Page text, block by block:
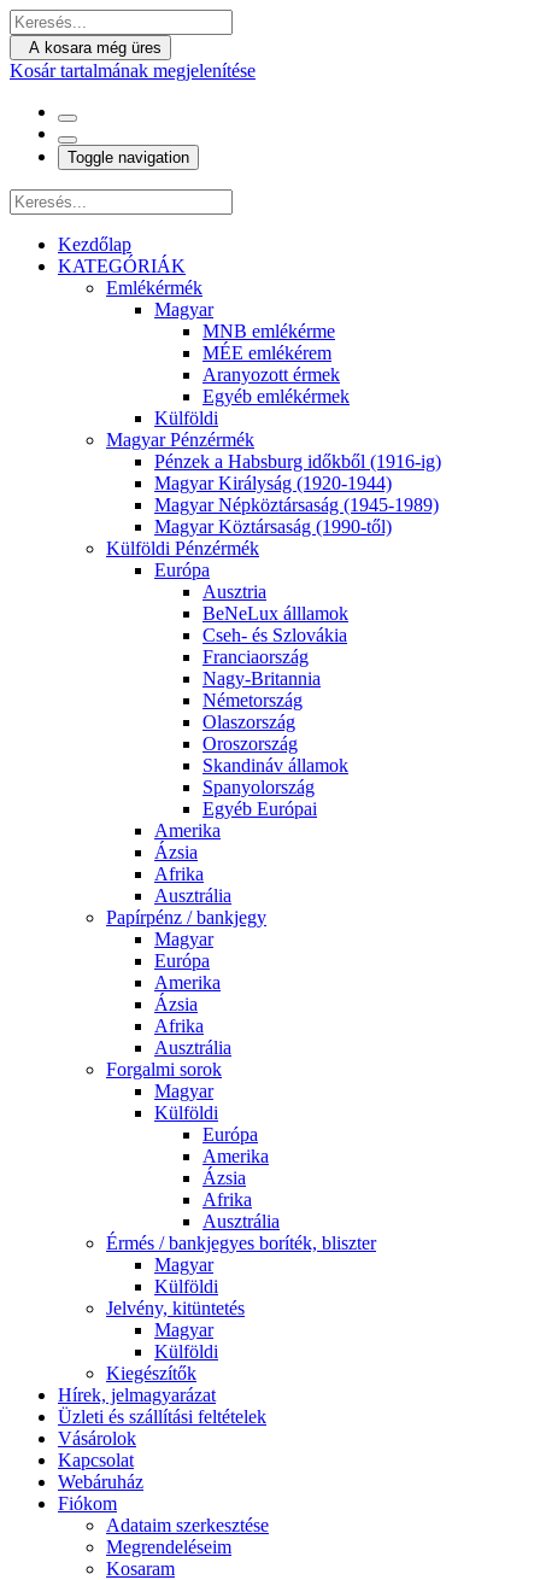
A kosara még üres
Kosár tartalmának megjelenítése
Toggle navigation
Kezdőlap
KATEGÓRIÁK
Emlékérmék
Magyar
MNB emlékérme
MÉE emlékérem
Aranyozott érmek
Egyéb emlékérmek
Külföldi
Magyar Pénzérmék
Pénzek a Habsburg időkből (1916-ig)
Magyar Királyság (1920-1944)
Magyar Népköztársaság (1945-1989)
Magyar Köztársaság (1990-től)
Külföldi Pénzérmék
Európa
Ausztria
BeNeLux álllamok
Cseh- és Szlovákia
Franciaország
Nagy-Britannia
Németország
Olaszország
Oroszország
Skandináv államok
Spanyolország
Egyéb Európai
Amerika
Ázsia
Afrika
Ausztrália
Papírpénz / bankjegy
Magyar
Európa
Amerika
Ázsia
Afrika
Ausztrália
Forgalmi sorok
Magyar
Külföldi
Európa
Amerika
Ázsia
Afrika
Ausztrália
Érmés / bankjegyes boríték, bliszter
Magyar
Külföldi
Jelvény, kitüntetés
Magyar
Külföldi
Kiegészítők
Hírek, jelmagyarázat
Üzleti és szállítási feltételek
Vásárolok
Kapcsolat
Webáruház
Fiókom
Adataim szerkesztése
Megrendeléseim
Kosaram